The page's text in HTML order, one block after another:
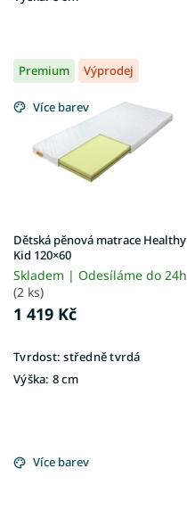
Premium Výprodej
Více barev
Dětská pěnová matrace Healthy
Kid 120×60
Skladem | Odesíláme do 24h
(2 ks)
1 419 Kč
Tvrdost: středně tvrdá
Výška: 8 cm
Více barev